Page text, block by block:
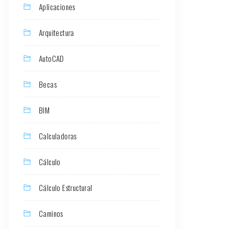
Aplicaciones
Arquitectura
AutoCAD
Becas
BIM
Calculadoras
Cálculo
Cálculo Estructural
Caminos